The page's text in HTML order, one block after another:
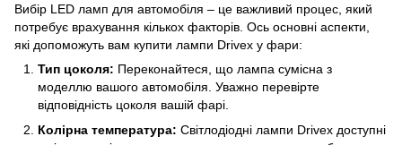
Вибір LED ламп для автомобіля – це важливий процес, який
потребує врахування кількох факторів. Ось основні аспекти,
які допоможуть вам купити лампи Drivex у фари:
Тип цоколя: Переконайтеся, що лампа сумісна з
моделлю вашого автомобіля. Уважно перевірте
відповідність цоколя вашій фарі.
Колірна температура: Світлодіодні лампи Drivex доступні